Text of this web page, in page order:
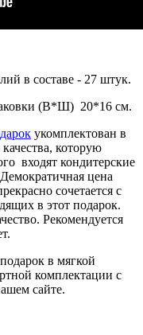
в составе - 27 штук.
(В*Ш) 20*16 см.
укомплектован в
которую
входят кондитерские
цена
сочетается с
в этот подарок.
Рекомендуется
в мягкой
комплектации с
сайте.